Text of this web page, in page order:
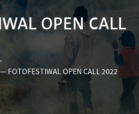
OPEN CALL
FOTOFESTIWAL OPEN CALL 2022